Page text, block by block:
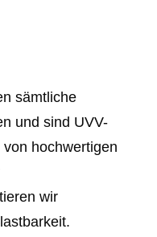
sämtliche
und sind UVV-
hochwertigen
wir